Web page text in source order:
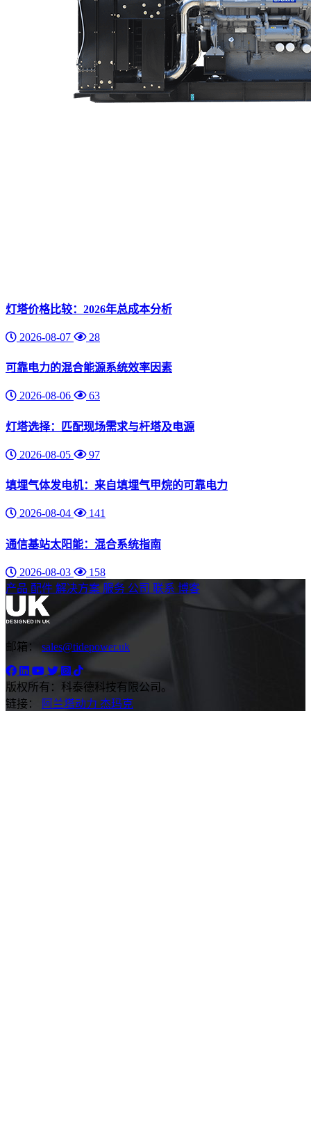
灯塔价格比较：2026年总成本分析
2026-08-07 28
可靠电力的混合能源系统效率因素
2026-08-06 63
灯塔选择：匹配现场需求与杆塔及电源
2026-08-05 97
填埋气体发电机：来自填埋气甲烷的可靠电力
2026-08-04 141
通信基站太阳能：混合系统指南
2026-08-03
158
产品 配件 解决方案 服务 公司 联系 博客
邮箱： sales@tidepower.uk
版权所有：科泰德科技有限公司。
链接：
阿兰塔动力 杰玛克